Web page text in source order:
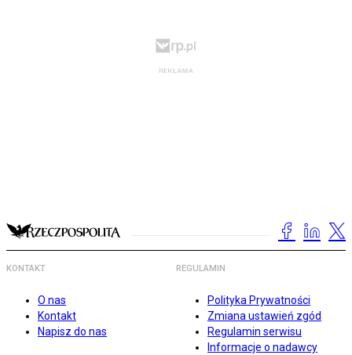
KONTAKT
O nas
Kontakt
Napisz do nas
REGULAMIN
Polityka Prywatności
Zmiana ustawień zgód
Regulamin serwisu
Informacje o nadawcy